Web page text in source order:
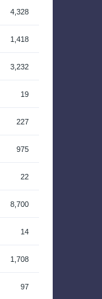
4,328
1,418
3,232
19
227
975
22
8,700
14
1,708
97